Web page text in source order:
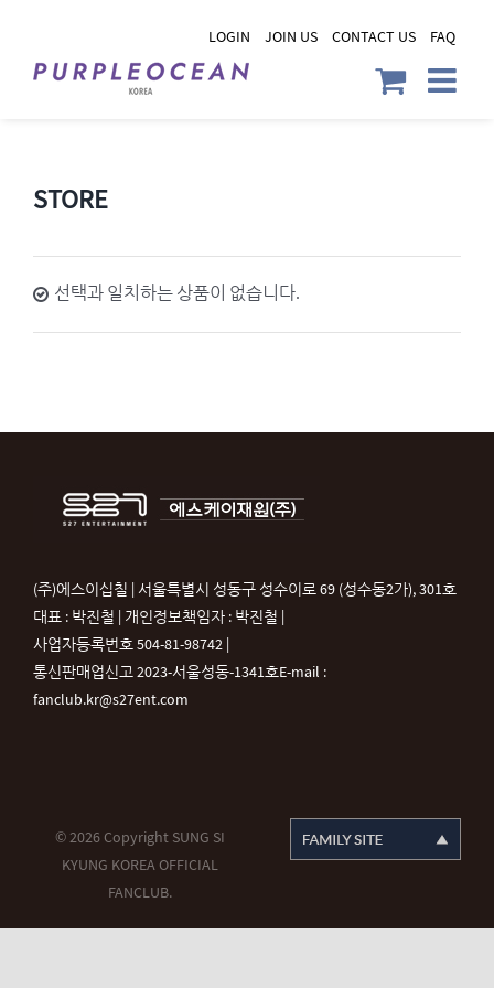
content
LOGIN JOIN US CONTACT US FAQ
STORE
선택과 일치하는 상품이 없습니다.
(주)에스이십칠 | 서울특별시 성동구 성수이로 69 (성수동2가), 301호
대표 : 박진철 | 개인정보책임자 : 박진철 |
사업자등록번호 504-81-98742 |
통신판매업신고 2023-서울성동-1341호E-mail :
fanclub.kr@s27ent.com
© 2026 Copyright SUNG SI
KYUNG KOREA OFFICIAL
FANCLUB.